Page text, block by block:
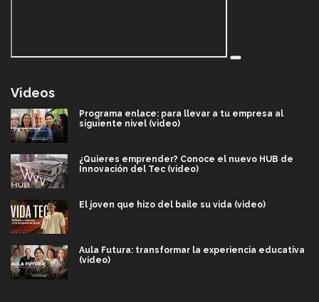
Videos
Programa enlace: para llevar a tu empresa al
siguiente nivel (video)
¿Quieres emprender? Conoce el nuevo HUB de
Innovación del Tec (video)
El joven que hizo del baile su vida (video)
Aula Futura: transformar la experiencia educativa
(video)